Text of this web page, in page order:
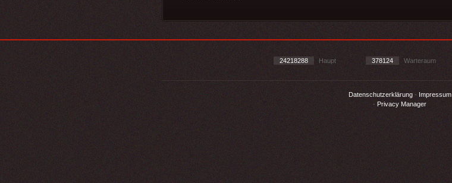
24218288 Haupt 378124 Warteraum
Datenschutzerklärung- Impressum
- Privacy Manager